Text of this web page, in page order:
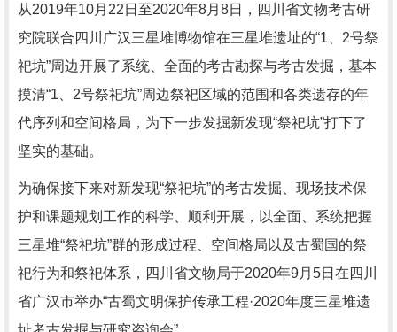
从2019年10月22日至2020年8月8日，四川省文物考古研
究院联合四川广汉三星堆博物馆在三星堆遗址的“1、2号祭
祀坑”周边开展了系统、全面的考古勘探与考古发掘，基本
摸清“1、2号祭祀坑”周边祭祀区域的范围和各类遗存的年
代序列和空间格局，为下一步发掘新发现“祭祀坑”打下了
坚实的基础。
为确保接下来对新发现“祭祀坑”的考古发掘、现场技术保
护和课题规划工作的科学、顺利开展，以全面、系统把握
三星堆“祭祀坑”群的形成过程、空间格局以及古蜀国的祭
祀行为和祭祀体系，四川省文物局于2020年9月5日在四川
省广汉市举办“古蜀文明保护传承工程·2020年度三星堆遗